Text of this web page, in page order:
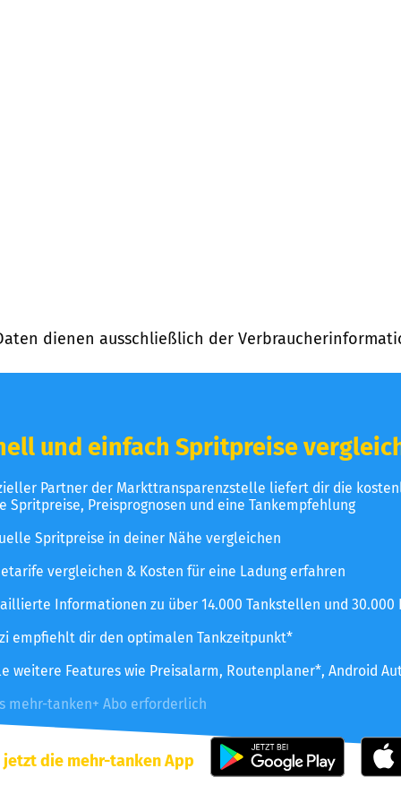
dienen ausschließlich der
und einfach Spritpreise
Partner der Markttransparenzstelle liefert dir die
Spritpreise, Preisprognosen und eine Tankempfehlung
Spritpreise in deiner Nähe vergleichen
vergleichen & Kosten für eine Ladung erfahren
Informationen zu über 14.000 Tankstellen und 30.000
empfiehlt dir den optimalen Tankzeitpunkt*
weitere Features wie Preisalarm, Routenplaner*, Android
mehr-tanken+ Abo erforderlich
jetzt die mehr-tanken App